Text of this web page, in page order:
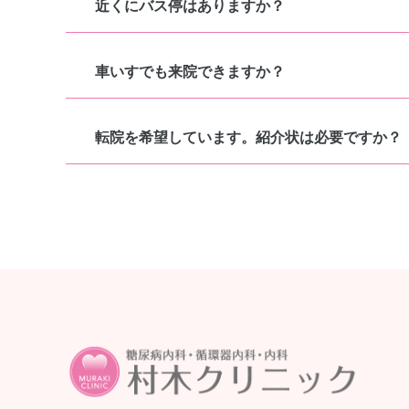
近くにバス停はありますか？
車いすでも来院できますか？
転院を希望しています。紹介状は必要ですか？